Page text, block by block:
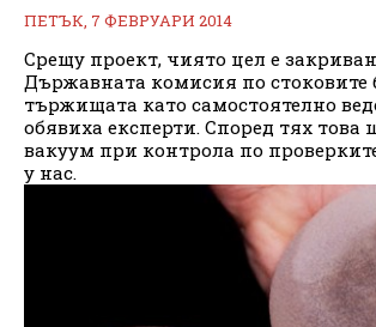
ПЕТЪК, 7 ФЕВРУАРИ 2014
Срещу проект, чиято цел е
Държавната комисия по стоковите
тържищата като самостоятелно
обявиха експерти. Според тях това
вакуум при контрола по
у нас.